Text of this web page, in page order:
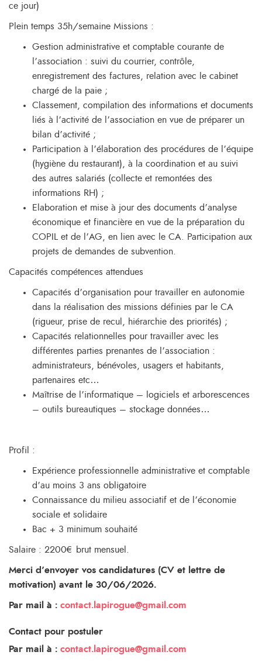
ce jour)
Plein temps 35h/semaine Missions :
Gestion administrative et comptable courante de
l’association : suivi du courrier, contrôle,
enregistrement des factures, relation avec le cabinet
chargé de la paie ;
Classement, compilation des informations et documents
liés à l’activité de l’association en vue de préparer un
bilan d’activité ;
Participation à l’élaboration des procédures de l’équipe
(hygiène du restaurant), à la coordination et au suivi
des autres salariés (collecte et remontées des
informations RH) ;
Elaboration et mise à jour des documents d’analyse
économique et financière en vue de la préparation du
COPIL et de l’AG, en lien avec le CA. Participation aux
projets de demandes de subvention.
Capacités compétences attendues
Capacités d’organisation pour travailler en autonomie
dans la réalisation des missions définies par le CA
(rigueur, prise de recul, hiérarchie des priorités) ;
Capacités relationnelles pour travailler avec les
différentes parties prenantes de l’association :
administrateurs, bénévoles, usagers et habitants,
partenaires etc…
Maîtrise de l’informatique – logiciels et arborescences
– outils bureautiques – stockage données…
Profil :
Expérience professionnelle administrative et comptable
d’au moins 3 ans obligatoire
Connaissance du milieu associatif et de l’économie
sociale et solidaire
Bac + 3 minimum souhaité
Salaire : 2200€ brut mensuel.
Merci d’envoyer vos candidatures (CV et lettre de
motivation) avant le 30/06/2026.
Par mail à : contact.lapirogue@gmail.com
Contact pour postuler
Par mail à : contact.lapirogue@gmail.com